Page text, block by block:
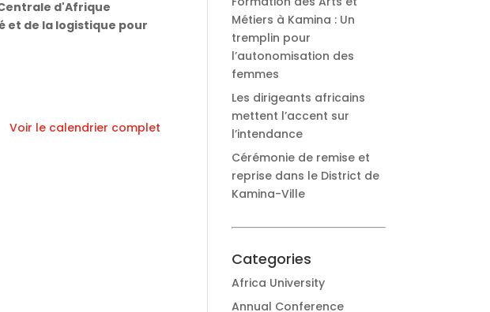
d'Afrique
et de la logistique pour
Voir le calendrier complet
Métiers à Kamina : Un
tremplin pour
l’autonomisation des
femmes
Les dirigeants africains
mettent l’accent sur
l’intendance
Cérémonie de remise et
reprise dans le District de
Kamina-Ville
Categories
Africa University
Annual Conference